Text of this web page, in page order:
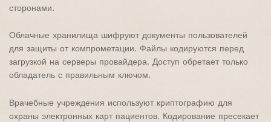
сторонами.
Облачные хранилища шифруют документы пользователей
для защиты от компрометации. Файлы кодируются перед
загрузкой на серверы провайдера. Доступ обретает только
обладатель с правильным ключом.
Врачебные учреждения используют криптографию для
охраны электронных карт пациентов. Кодирование пресекает